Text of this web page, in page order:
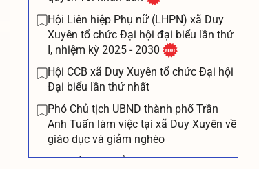
Hội Liên hiệp Phụ nữ (LHPN) xã Duy
Xuyên tổ chức Đại hội đại biểu lần thứ
I, nhiệm kỳ 2025 - 2030
Hội CCB xã Duy Xuyên tổ chức Đại hội
Đại biểu lần thứ nhất
Phó Chủ tịch UBND thành phố Trần
Anh Tuấn làm việc tại xã Duy Xuyên về
giáo dục và giảm nghèo
20 suất "Học bổng Báo Người Lao